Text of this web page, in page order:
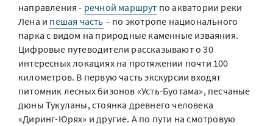
направления - речной маршрут по акватории реки
Лена и пешая часть – по экотропе национального
парка с видом на природные каменные изваяния.
Цифровые путеводители рассказывают о 30
интересных локациях на протяжении почти 100
километров. В первую часть экскурсии входят
питомник лесных бизонов «Усть-Буотама», песчаные
дюны Тукуланы, стоянка древнего человека
«Диринг-Юрях» и другие. А по пути на смотровую